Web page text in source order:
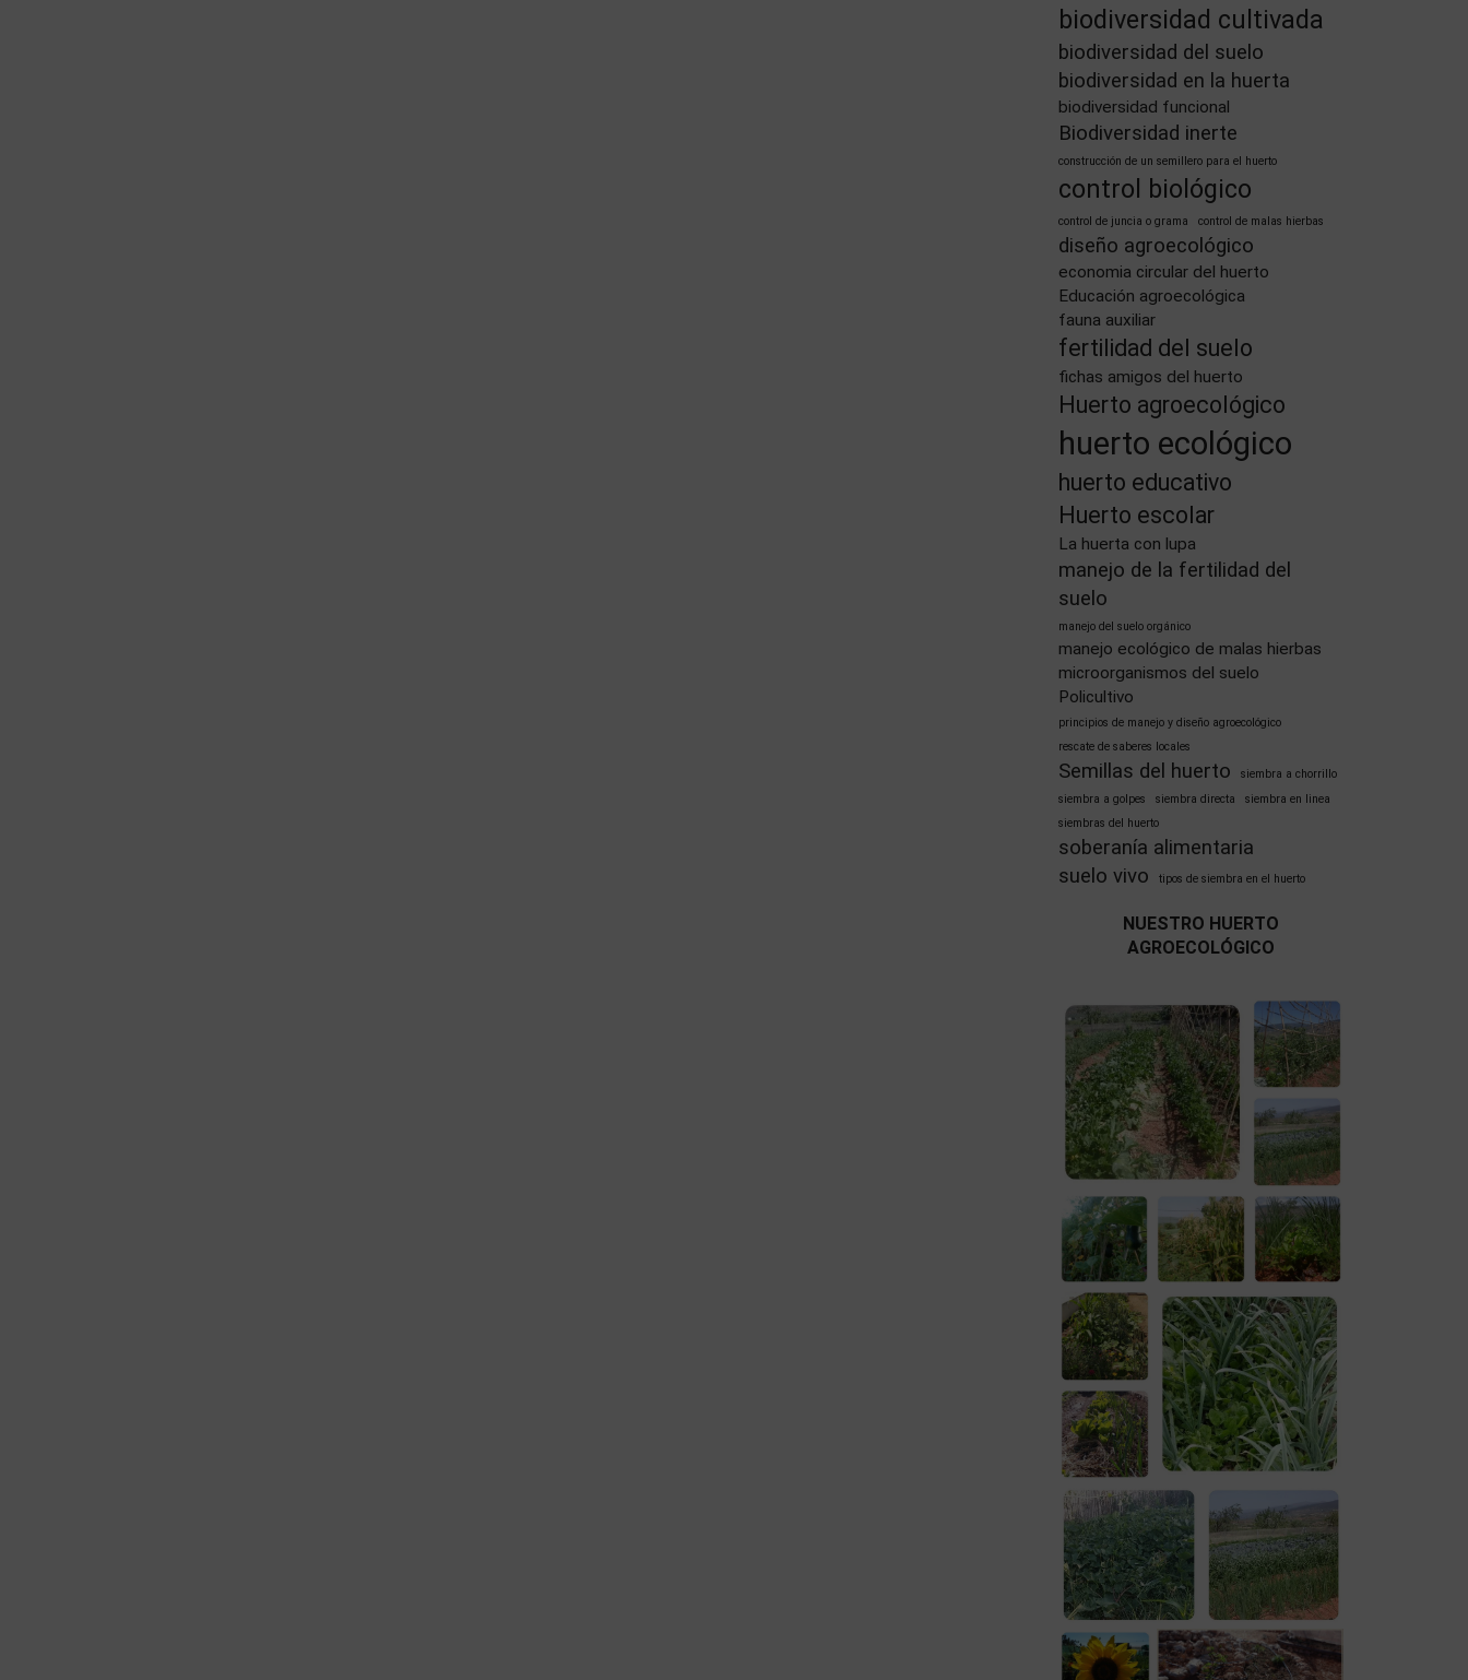
biodiversidad cultivada
biodiversidad del suelo
biodiversidad en la huerta
biodiversidad funcional
Biodiversidad inerte
construcción de un semillero para el huerto
control biológico
control de juncia o grama control de malas hierbas
diseño agroecológico
economia circular del huerto
Educación agroecológica
fauna auxiliar
fertilidad del suelo
fichas amigos del huerto
Huerto agroecológico
huerto ecológico
huerto educativo
Huerto escolar
La huerta con lupa
manejo de la fertilidad del
suelo
manejo del suelo orgánico
manejo ecológico de malas hierbas
microorganismos del suelo
Policultivo
principios de manejo y diseño agroecológico
rescate de saberes locales
Semillas del huerto
siembra a chorrillo
siembra a golpes
siembra directa
siembra en linea
siembras del huerto
soberanía alimentaria
suelo vivo
tipos de siembra en el huerto
NUESTRO HUERTO
AGROECOLÓGICO